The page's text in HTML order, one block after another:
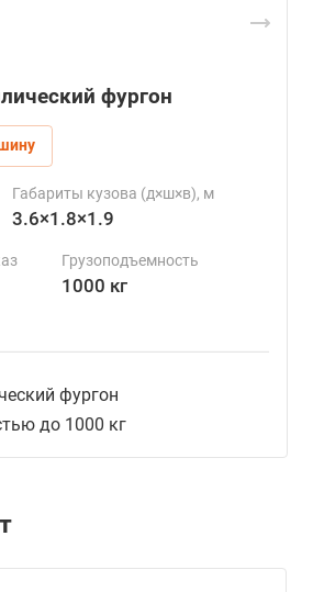
фургон
Габариты кузова (д×ш×в), м
3.6×1.8×1.9
Грузоподъемность
1000 кг
фургон
до 1000 кг